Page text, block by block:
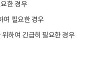
한 경우
여 필요한 경우
하여 긴급히 필요한 경우